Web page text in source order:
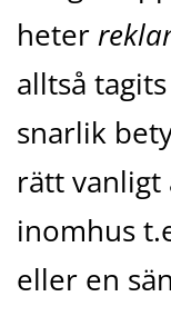
heter
alltså
snarlik
rätt vanligt
inomhus
eller en